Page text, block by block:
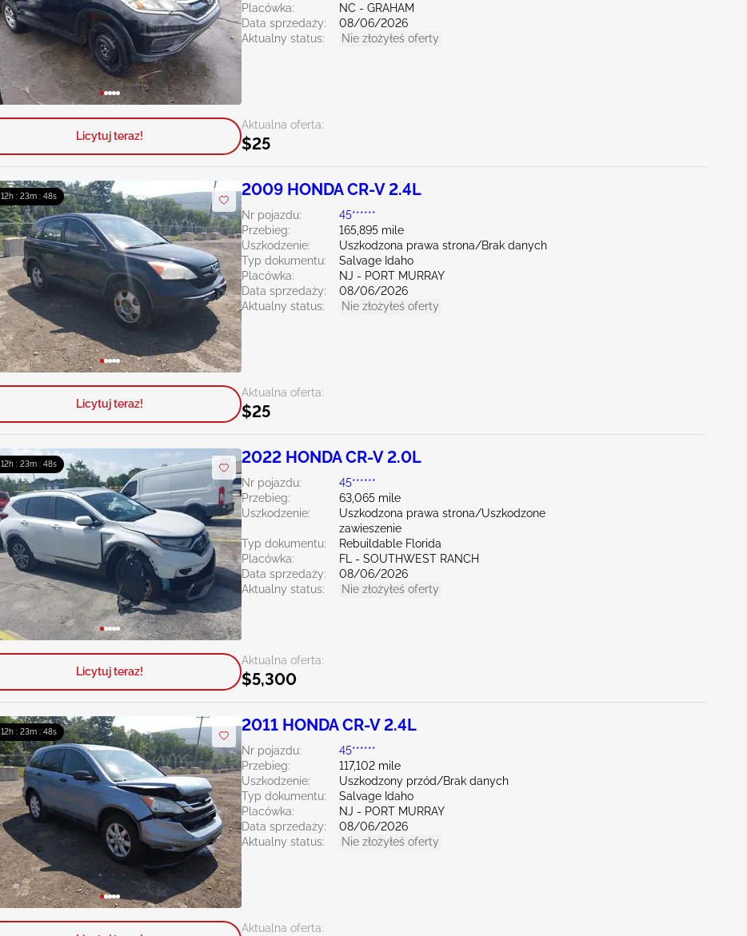
Placówka:
NC - GRAHAM
Data sprzedaży:
08/06/2026
Aktualny status:
Nie złożyłeś oferty
Aktualna oferta:
$25
Licytuj teraz!
12h : 23m : 47s 2009 HONDA CR-V 2.4L
Nr pojazdu:
45******
Przebieg:
165,895 mile
Uszkodzenie:
Uszkodzona prawa strona/Brak danych
Typ dokumentu:
Salvage Idaho
Placówka:
NJ - PORT MURRAY
Data sprzedaży:
08/06/2026
Aktualny status:
Nie złożyłeś oferty
Aktualna oferta:
$25
Licytuj teraz!
12h : 23m : 47s 2022 HONDA CR-V 2.0L
Nr pojazdu:
45******
Przebieg:
63,065 mile
Uszkodzenie:
Uszkodzona prawa strona/Uszkodzone
zawieszenie
Typ dokumentu:
Rebuildable Florida
Placówka:
FL - SOUTHWEST RANCH
Data sprzedaży:
08/06/2026
Aktualny status:
Nie złożyłeś oferty
Aktualna oferta:
$5,300
Licytuj teraz!
12h : 23m : 47s 2011 HONDA CR-V 2.4L
Nr pojazdu:
45******
Przebieg:
117,102 mile
Uszkodzenie:
Uszkodzony przód/Brak danych
Typ dokumentu:
Salvage Idaho
Placówka:
NJ - PORT MURRAY
Data sprzedaży:
08/06/2026
Aktualny status:
Nie złożyłeś oferty
Aktualna oferta: